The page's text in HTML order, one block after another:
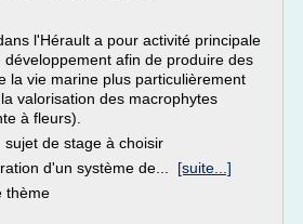
l'Hérault a pour activité principale
afin de produire des
la vie marine plus particulièrement
valorisation des macrophytes
à fleurs).
de stage à choisir
d'un système de... [suite...]
thème